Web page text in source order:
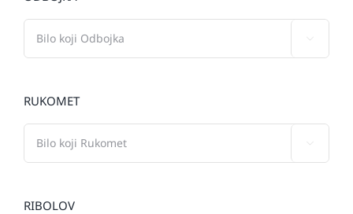
RUKOMET
RIBOLOV